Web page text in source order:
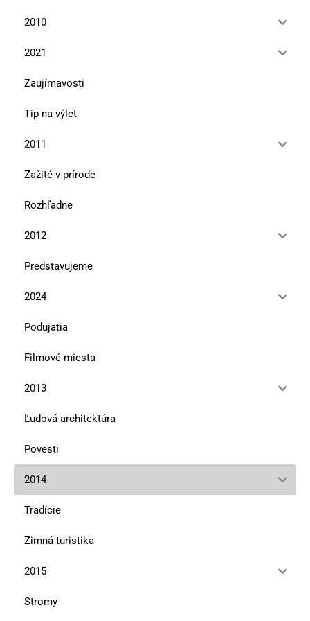
2010
2021
Zaujímavosti
Tip na výlet
2011
Zažité v prírode
Rozhľadne
2012
Predstavujeme
2024
Podujatia
Filmové miesta
2013
Ľudová architektúra
Povesti
2014
Tradície
Zimná turistika
2015
Stromy